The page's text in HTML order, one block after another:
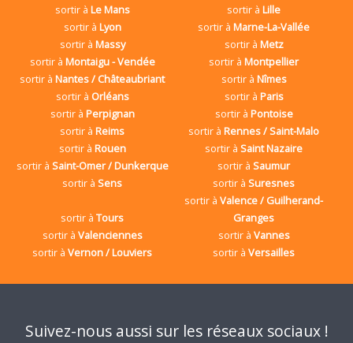
sortir à Le Mans sortir àLille
sortir à Lyon sortir àMarne-La-Vallée
sortir à Massy sortir à Metz
sortir à Montaigu - Vendée sortir àMontpellier
sortir àNantes / Châteaubriant sortir à Nîmes
sortir à Orléans sortir à Paris
sortir à Perpignan sortir à Pontoise
sortir àReims sortir àRennes / Saint-Malo
sortir à Rouen sortir àSaint Nazaire
sortir à Saint-Omer / Dunkerque sortir àSaumur
sortir àSens sortir àSuresnes
sortir àTours
sortir àValence / Guilherand-
Granges
sortir à Valenciennes sortir à Vannes
sortir àVernon / Louviers sortir àVersailles
Suivez-nous aussi sur les réseaux sociaux !